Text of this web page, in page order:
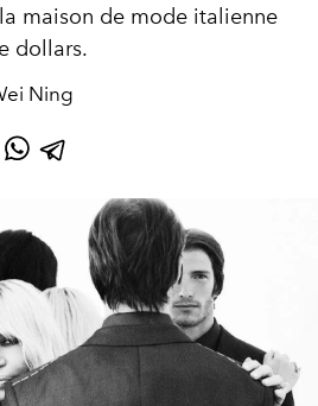
maison de mode italienne
dollars.
Ning